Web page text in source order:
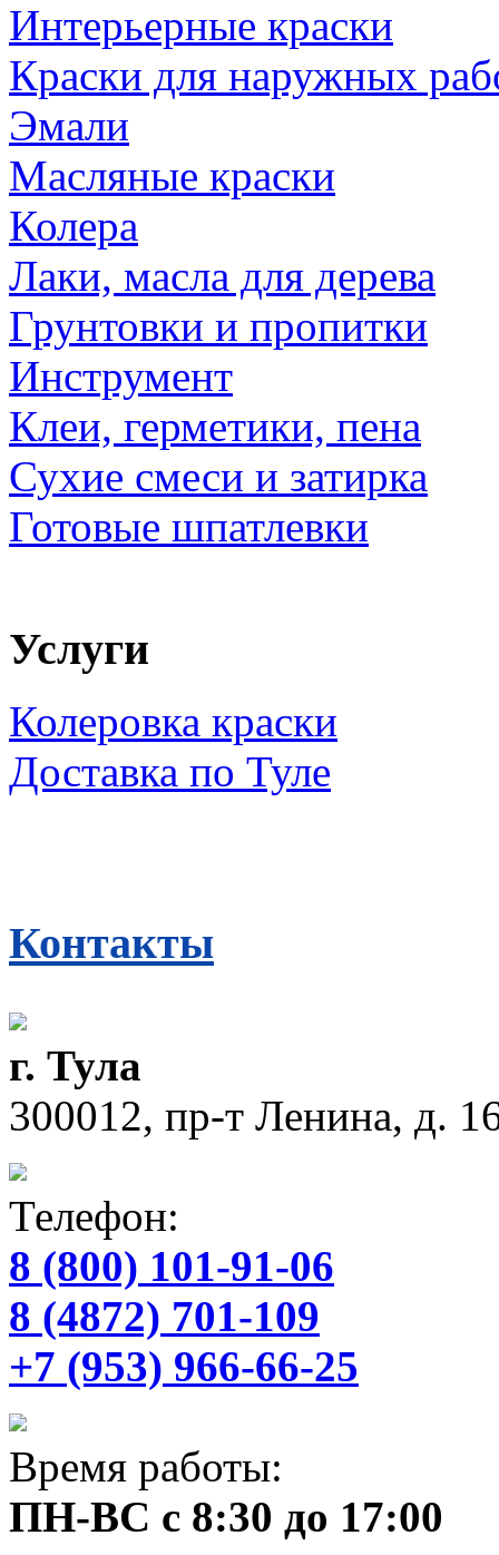
Интерьерные краски
Краски для наружных
Эмали
Масляные краски
Колера
Лаки, масла для дерева
Грунтовки и пропитки
Инструмент
Клеи, герметики, пена
Сухие смеси и затирка
Готовые шпатлевки
Услуги
Колеровка краски
Доставка по Туле
Контакты
г. Тула
300012, пр-т Ленина, д.
Телефон:
8 (800) 101-91-06
8 (4872) 701-109
+7 (953) 966-66-25
Время работы:
ПН-ВС с 8:30 до 17:00